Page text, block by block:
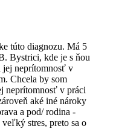
túto diagnozu. Má 5
Bystrici, kde je s ňou
jej neprítomnosť v
Chcela by som
neprítomnosť v práci
aké iné nároky
a pod/ rodina -
stres, preto sa o